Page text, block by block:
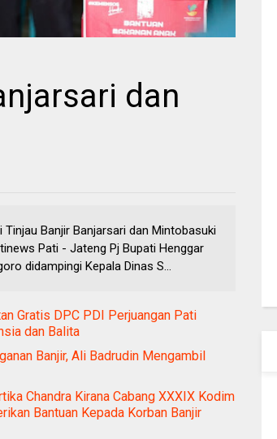
dan
Tinjau Banjir Banjarsari dan Mintobasuki
Pati - Jateng Pj Bupati Henggar
didampingi Kepala Dinas S...
Gratis DPC PDI Perjuangan Pati
dan Balita
Banjir, Ali Badrudin Mengambil
Chandra Kirana Cabang XXXIX Kodim
Bantuan Kepada Korban Banjir